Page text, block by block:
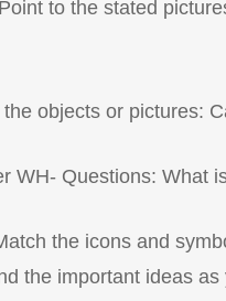
to the stated
or pictures:
Questions: What is
the icons and
the important ideas